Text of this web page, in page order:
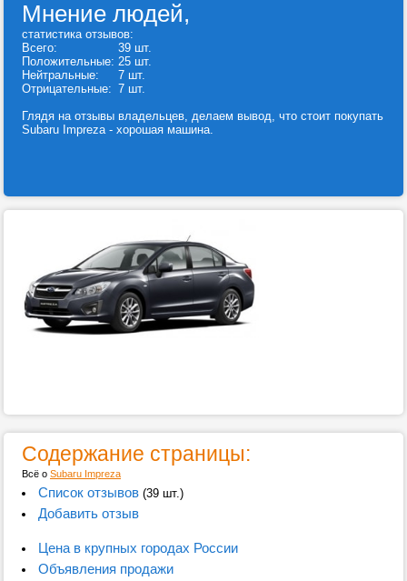
Мнение людей,
статистика отзывов:
Всего:
39 шт.
Положительные: 25 шт.
Нейтральные:
7 шт.
Отрицательные: 7 шт.
Глядя на отзывы владельцев, делаем вывод, что стоит покупать
Subaru Impreza - хорошая машина.
Содержание страницы:
Всё о Subaru Impreza
Список отзывов(39 шт.)
Добавить отзыв
Цена в крупных городах России
Объявления продажи